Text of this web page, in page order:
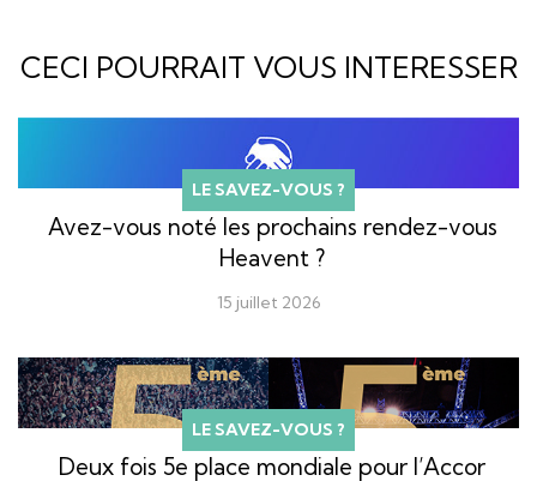
CECI POURRAIT VOUS INTERESSER
LE SAVEZ-VOUS ?
Avez-vous noté les prochains rendez-vous
Heavent ?
15 juillet 2026
LE SAVEZ-VOUS ?
Deux fois 5e place mondiale pour l’Accor